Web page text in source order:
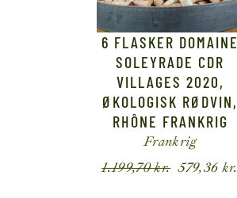
6 FLASKER DOMAINE
SOLEYRADE CDR
VILLAGES 2020,
ØKOLOGISK RØDVIN,
RHÔNE FRANKRIG
Frankrig
1.199,70kr. 579,36kr.